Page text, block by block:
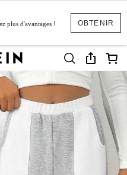
OBTENIR
plus d'avantages !